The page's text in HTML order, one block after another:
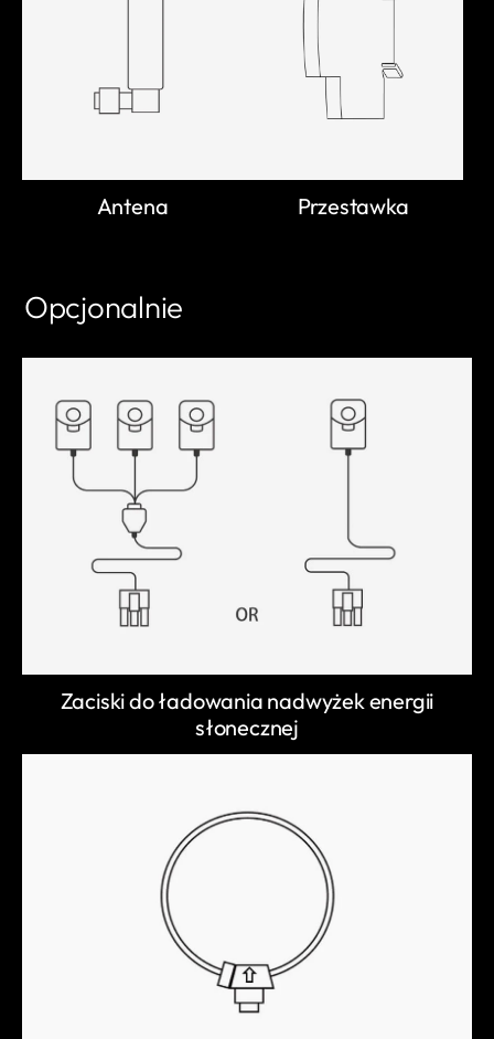
Antena Przestawka
Opcjonalnie
Zaciski do ładowania nadwyżek energii
słonecznej